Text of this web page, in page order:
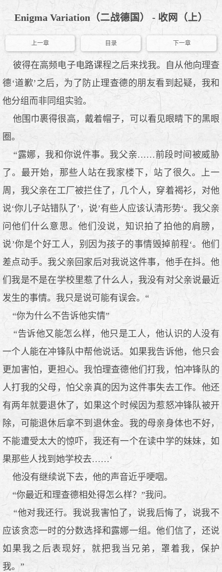
Enigma Variation（二战德国） - 收网（上）
上一章 目录 下一章
彼得在高频电子电路课程之后来找我。自从他向理查
德‘道歉’之后，为了防止理查德的朋友看到起疑，我和
他分组而非同组实验。
他围巾裹得很高，戴着帽子，可以看见眼睛下的黑眼
圈。
“露娜，我和你说件事。我父亲……前段时间被威胁
了。最开始，那些人站在我家楼下，站了很久。上一
周，我父亲在工厂被拦住了，几个人，穿着褐衫，对他
说‘你儿子站错队了’，说’有些人应该认清形势‘。我父亲
问他们什么意思。他们没说，知识拍了拍他的肩膀，
说’你是个好工人，别因为孩子的事情毁掉前程‘。他们
差点动手。我父亲回家后对我说这件事，他手在抖。他
们我是不是在学校里惹了什么人，我没有对父亲说最近
发生的事情。我只是说可能有误会。“
“你为什么不告诉他实情”
“告诉他又能怎么样，他只是工人，他认识的人没有
一个人能在冲锋队中帮他说话。如果我告诉他，他只会
更加害怕，更担心。我怕理查德他们打我，怕冲锋队的
人打我的父母，怕父亲真的因为这件事失去工作。他还
有两年就要退休了，如果这个时候因为惹怒冲锋队被开
除，可能退休后拿不到退休金。我的母亲身体也不好，
不能遭受太大的惊吓，我还有一个在读中学的妹妹，如
果那些人找到她学校去……‘
他没有继续说下去，他的声音近乎哽咽。
“你最近和理查德相处得怎么样？”我问。
“他对我还行。我说我害怕了，说我后悔了，说我不
应该贪恋一时的分数选择和露娜一组。他们信了，还说
如果我之后表现好，就把我当兄弟，罩着我，保护
我。”